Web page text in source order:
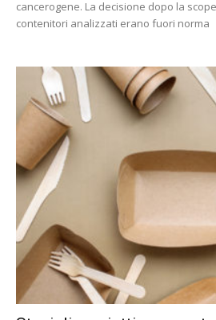
cancerogene. La decisione dopo la
contenitori analizzati erano fuori norma